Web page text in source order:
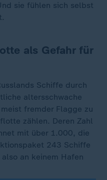
sie fühlen sich selbst
als Gefahr für
Schiffe durch
altersschwache
fremder Flagge zu
zählen. Deren Zahl
mit über 1.000, die
243 Schiffe
an keinem Hafen